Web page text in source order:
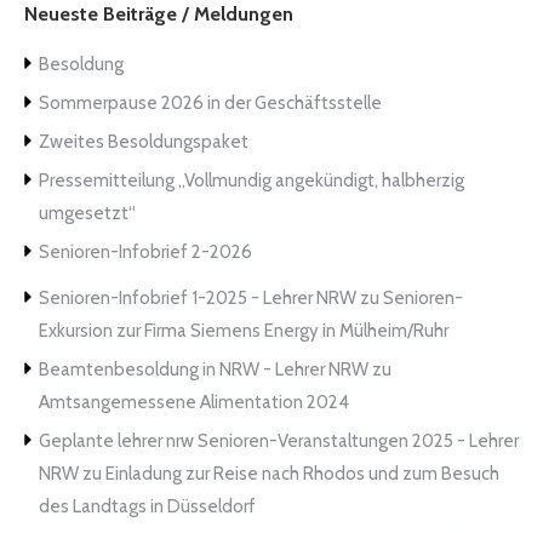
Neueste Beiträge / Meldungen
Besoldung
Sommerpause 2026 in der Geschäftsstelle
Zweites Besoldungspaket
Pressemitteilung „Vollmundig angekündigt, halbherzig
umgesetzt“
Senioren-Infobrief 2-2026
Senioren-Infobrief 1-2025 - Lehrer NRW zu Senioren-
Exkursion zur Firma Siemens Energy in Mülheim/Ruhr
Beamtenbesoldung in NRW - Lehrer NRW zu
Amtsangemessene Alimentation 2024
Geplante lehrer nrw Senioren-Veranstaltungen 2025 - Lehrer
NRW zu Einladung zur Reise nach Rhodos und zum Besuch
des Landtags in Düsseldorf